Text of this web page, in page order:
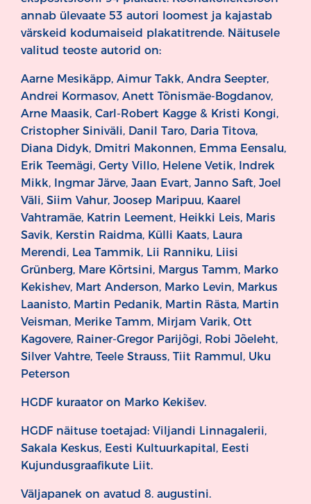
annab ülevaate 53 autori loomest ja kajastab
värskeid kodumaiseid plakatitrende. Näitusele
valitud teoste autorid on:
Aarne Mesikäpp, Aimur Takk, Andra Seepter,
Andrei Kormasov, Anett Tõnismäe-Bogdanov,
Arne Maasik, Carl-Robert Kagge & Kristi Kongi,
Cristopher Siniväli, Danil Taro, Daria Titova,
Diana Didyk, Dmitri Makonnen, Emma Eensalu,
Erik Teemägi, Gerty Villo, Helene Vetik, Indrek
Mikk, Ingmar Järve, Jaan Evart, Janno Saft, Joel
Väli, Siim Vahur, Joosep Maripuu, Kaarel
Vahtramäe, Katrin Leement, Heikki Leis, Maris
Savik, Kerstin Raidma, Külli Kaats, Laura
Merendi, Lea Tammik, Lii Ranniku, Liisi
Grünberg, Mare Kõrtsini, Margus Tamm, Marko
Kekishev, Mart Anderson, Marko Levin, Markus
Laanisto, Martin Pedanik, Martin Rästa, Martin
Veisman, Merike Tamm, Mirjam Varik, Ott
Kagovere, Rainer-Gregor Parijõgi, Robi Jõeleht,
Silver Vahtre, Teele Strauss, Tiit Rammul, Uku
Peterson
HGDF kuraator on Marko Kekišev.
HGDF näituse toetajad: Viljandi Linnagalerii,
Sakala Keskus, Eesti Kultuurkapital, Eesti
Kujundusgraafikute Liit.
Väljapanek on avatud 8. augustini.